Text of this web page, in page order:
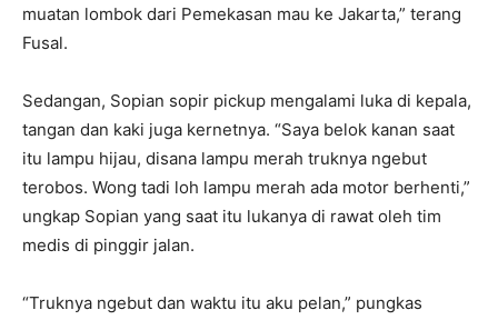
muatan lombok dari Pemekasan mau ke Jakarta,” terang
Fusal.
Sedangan, Sopian sopir pickup mengalami luka di kepala,
tangan dan kaki juga kernetnya. “Saya belok kanan saat
itu lampu hijau, disana lampu merah truknya ngebut
terobos. Wong tadi loh lampu merah ada motor berhenti,”
ungkap Sopian yang saat itu lukanya di rawat oleh tim
medis di pinggir jalan.
“Truknya ngebut dan waktu itu aku pelan,” pungkas